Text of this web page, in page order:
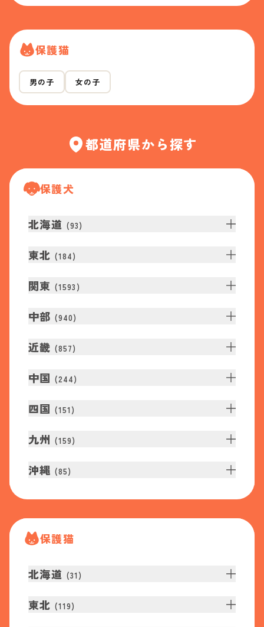
保護猫
男の子 女の子
都道府県から探す
保護犬
北海道 (93)
東北 (184)
関東 (1593 )
中部 (940)
近畿 (857)
中国 (244)
四国 (151 )
九州 (159)
沖縄 (85)
保護猫
北海道 (31 )
東北 (119)